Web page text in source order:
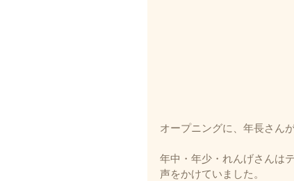
オープニングに、年長さん
年中・年少・れんげさんは
声をかけていました。